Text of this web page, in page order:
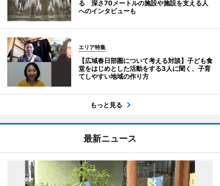
る 深さ70メートルの施設や施設を支える人
へのインタビューも
エリア特集
【広域春日部圏について考える対談】子ども食
堂をはじめとした活動をする3人に聞く、子育
てしやすい地域の作り方
もっと見る
最新ニュース